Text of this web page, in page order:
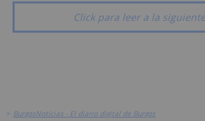
Click para leer a la
> BurgosNoticias - El diario digital de Burgos